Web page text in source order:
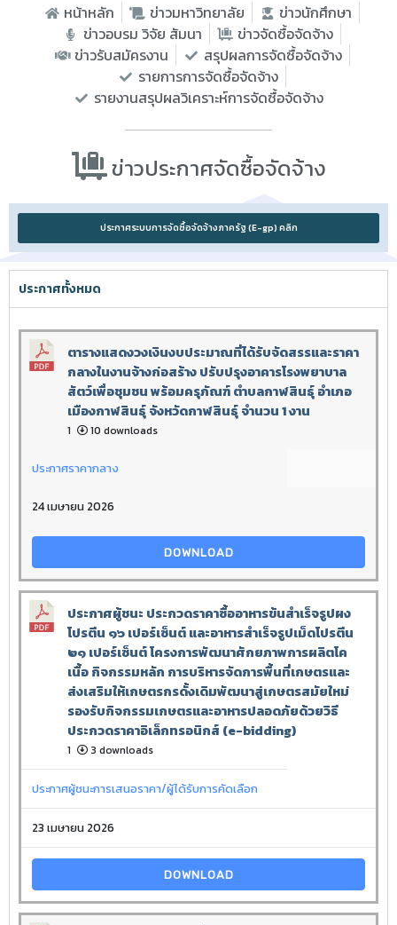
หน้าหลัก ข่าวมหาวิทยาลัย
ข่าวนักศึกษา
ข่าวอบรม วิจัย สัมนา
ข่าวจัดซื้อจัดจ้าง
ข่าวรับสมัครงาน
สรุปผลการจัดซื้อจัดจ้าง
รายการการจัดซื้อจัดจ้าง
รายงานสรุปผลวิเคราะห์การจัดซื้อจัดจ้าง
ข่าวประกาศจัดซื้อจัดจ้าง​
ประกาศระบบการจัดซื้อจัดจ้างภาครัฐ (E-gp) คลิก
ประกาศทั้งหมด
ตารางแสดงวงเงินงบประมาณที่ได้รับจัดสรรและราคา
กลางในงานจ้างก่อสร้าง ปรับปรุงอาคารโรงพยาบาล
สัตว์เพื่อชุมชน พร้อมครุภัณฑ์ ตำบลกาฬสินธุ์ อำเภอ
เมืองกาฬสินธุ์ จังหวัดกาฬสินธุ์ จำนวน 1 งาน
1 10 downloads
ประกาศราคากลาง
24 เมษายน 2026
DOWNLOAD
ประกาศผู้ชนะ ประกวดราคาซื้ออาหารข้นสำเร็จรูปผง
โปรตีน ๑๖ เปอร์เซ็นต์ และอาหารสำเร็จรูปเม็ดโปรตีน
๒๑ เปอร์เซ็นต์ โครงการพัฒนาศักยภาพการผลิตโค
เนื้อ กิจกรรมหลัก การบริหารจัดการพื้นที่เกษตรและ
ส่งเสริมให้เกษตรกรดั้งเดิมพัฒนาสู่เกษตรสมัยใหม่
รองรับกิจกรรมเกษตรและอาหารปลอดภัยด้วยวิธี
ประกวดราคาอิเล็กทรอนิกส์ (e-bidding)
1 3 downloads
ประกาศผู้ชนะการเสนอราคา/ผู้ได้รับการคัดเลือก
23 เมษายน 2026
DOWNLOAD